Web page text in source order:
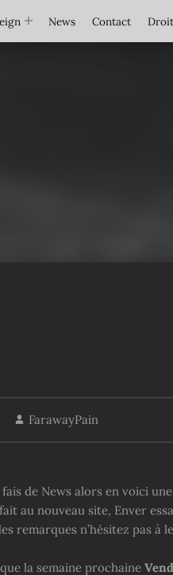
News Contact
FarawayPain
de News alors en voici
au nouveau site, Enver
remarques n’hésitez pas à
la semaine prochaine